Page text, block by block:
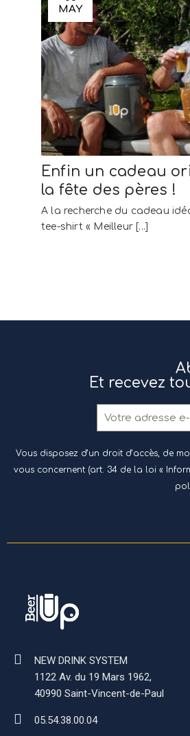
MAY
Enfin un cadeau
la fête des pères !
A la recherche du cadeau
tee-shirt « Meilleur [...]
Et recevez
Vous disposez d’un droit d’accès, de
vous concernent (art. 34 de la loi «
NEW DRINK SYSTEM
1122 Av. du 19 Mars 1962,
40990 Saint-Vincent-de-Paul
05.54.38.00.04